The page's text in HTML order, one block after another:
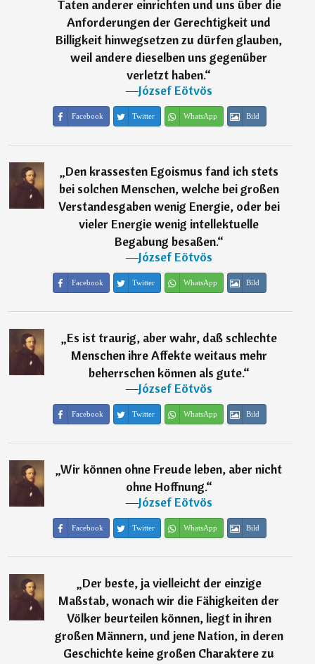
Taten anderer einrichten und uns über die
Anforderungen der Gerechtigkeit und
Billigkeit hinwegsetzen zu dürfen glauben,
weil andere dieselben uns gegenüber
verletzt haben.“
―József Eötvös
Facebook Twitter WhatsApp Bild
„Den krassesten Egoismus fand ich stets
bei solchen Menschen, welche bei großen
Verstandesgaben wenig Energie, oder bei
vieler Energie wenig intellektuelle
Begabung besaßen.“
―József Eötvös
Facebook Twitter WhatsApp Bild
„Es ist traurig, aber wahr, daß schlechte
Menschen ihre Affekte weitaus mehr
beherrschen können als gute.“
―József Eötvös
Facebook Twitter WhatsApp Bild
„Wir können ohne Freude leben, aber nicht
ohne Hoffnung.“
―József Eötvös
Facebook Twitter WhatsApp Bild
„Der beste, ja vielleicht der einzige
Maßstab, wonach wir die Fähigkeiten der
Völker beurteilen können, liegt in ihren
großen Männern, und jene Nation, in deren
Geschichte keine großen Charaktere zu